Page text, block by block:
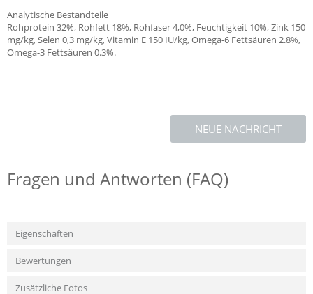
Analytische Bestandteile
Rohprotein 32%, Rohfett 18%, Rohfaser 4,0%, Feuchtigkeit 10%, Zink 150
mg/kg, Selen 0,3 mg/kg, Vitamin E 150 IU/kg, Omega-6 Fettsäuren 2.8%,
Omega-3 Fettsäuren 0.3%.
NEUE NACHRICHT
Fragen und Antworten (FAQ)
Eigenschaften
Bewertungen
Zusätzliche Fotos